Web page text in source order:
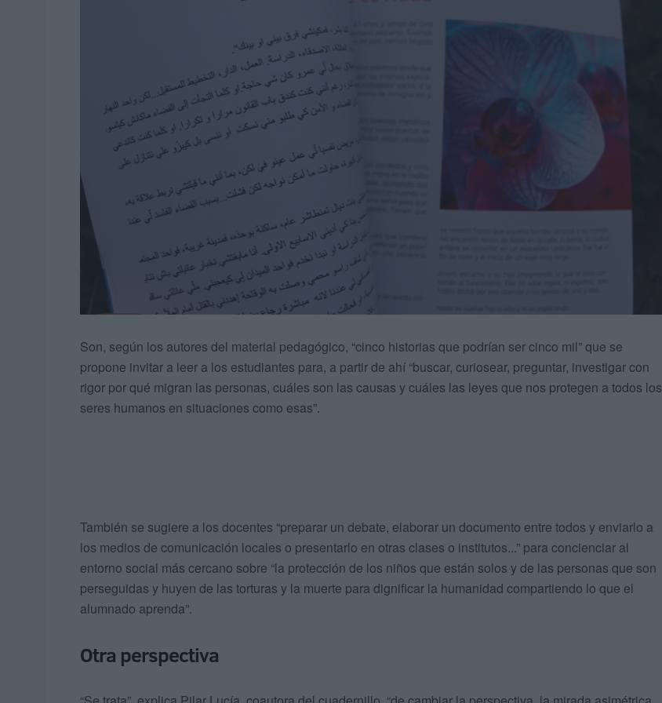
Son, según los autores del material pedagógico, “cinco historias que podrían ser cinco mil” que se
propone invitar a leer a los estudiantes para, a partir de ahí “buscar, curiosear, preguntar, investigar con
rigor por qué migran las personas, cuáles son las causas y cuáles las leyes que nos protegen a todos los
seres humanos en situaciones como esas”.
También se sugiere a los docentes “preparar un debate, elaborar un documento entre todos y enviarlo a
los medios de comunicación locales o presentarlo en otras clases o institutos...” para concienciar al
entorno social más cercano sobre “la protección de los niños que están solos y de las personas que son
perseguidas y huyen de las torturas y la muerte para dignificar la humanidad compartiendo lo que el
alumnado aprenda”.
Otra perspectiva